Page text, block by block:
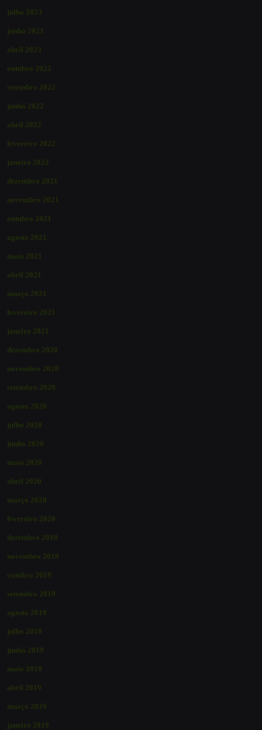
julho 2023
junho 2023
abril 2023
outubro 2022
setembro 2022
junho 2022
abril 2022
fevereiro 2022
janeiro 2022
dezembro 2021
novembro 2021
outubro 2021
agosto 2021
maio 2021
abril 2021
março 2021
fevereiro 2021
janeiro 2021
dezembro 2020
novembro 2020
setembro 2020
agosto 2020
julho 2020
junho 2020
maio 2020
abril 2020
março 2020
fevereiro 2020
dezembro 2019
novembro 2019
outubro 2019
setembro 2019
agosto 2019
julho 2019
junho 2019
maio 2019
abril 2019
março 2019
janeiro 2019